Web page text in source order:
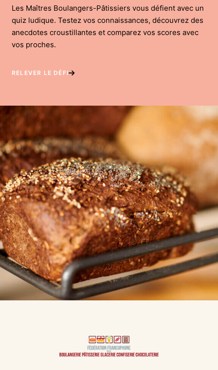
Les Maîtres Boulangers-Pâtissiers vous défient avec un
quiz ludique. Testez vos connaissances, découvrez des
anecdotes croustillantes et comparez vos scores avec
vos proches.
RELEVER LE DÉFI